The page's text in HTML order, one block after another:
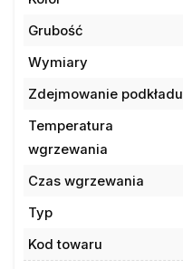
Grubość
Wymiary
Zdejmowanie podkładu
Temperatura
wgrzewania
Czas wgrzewania
Typ
Kod towaru